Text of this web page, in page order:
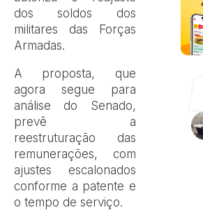
dos soldos dos
militares das Forças
Armadas.
A proposta, que
agora segue para
análise do Senado,
prevê a
reestruturação das
remunerações, com
ajustes escalonados
conforme a patente e
o tempo de serviço.